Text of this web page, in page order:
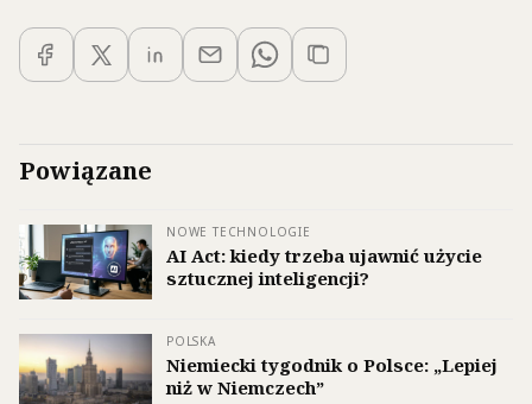
Powiązane
NOWE TECHNOLOGIE
AI Act: kiedy trzeba ujawnić użycie
sztucznej inteligencji?
POLSKA
Niemiecki tygodnik o Polsce: „Lepiej
niż w Niemczech”